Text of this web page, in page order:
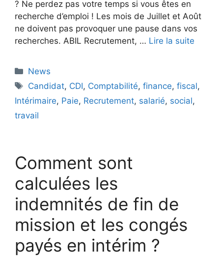
? Ne perdez pas votre temps si vous êtes en
recherche d’emploi ! Les mois de Juillet et Août
ne doivent pas provoquer une pause dans vos
recherches. ABIL Recrutement, … Lire la suite
Catégories
News
Étiquettes
Candidat, CDI, Comptabilité,finance,fiscal,
Intérimaire, Paie, Recrutement, salarié, social,
travail
Comment sont
calculées les
indemnités de fin de
mission et les congés
payés en intérim ?